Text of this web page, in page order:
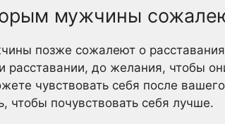
мужчины
позже сожалеют о
расставании, до желания, чтобы
чувствовать себя после
чтобы почувствовать себя лучше.